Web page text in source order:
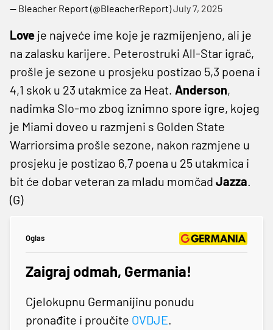
— Bleacher Report (@BleacherReport)July 7, 2025
Love je najveće ime koje je razmijenjeno, ali je
na zalasku karijere. Peterostruki All-Star igrač,
prošle je sezone u prosjeku postizao 5,3 poena i
4,1 skok u 23 utakmice za Heat. Anderson,
nadimka Slo-mo zbog iznimno spore igre, kojeg
je Miami doveo u razmjeni s Golden State
Warriorsima prošle sezone, nakon razmjene u
prosjeku je postizao 6,7 poena u 25 utakmica i
bit će dobar veteran za mladu momčad Jazza.
(G)
Oglas
Zaigraj odmah, Germania!
Cjelokupnu Germanijinu ponudu
pronađite i proučite OVDJE.